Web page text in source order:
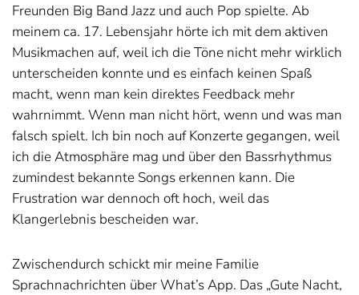
Freunden Big Band Jazz und auch Pop spielte. Ab
meinem ca. 17. Lebensjahr hörte ich mit dem aktiven
Musikmachen auf, weil ich die Töne nicht mehr wirklich
unterscheiden konnte und es einfach keinen Spaß
macht, wenn man kein direktes Feedback mehr
wahrnimmt. Wenn man nicht hört, wenn und was man
falsch spielt. Ich bin noch auf Konzerte gegangen, weil
ich die Atmosphäre mag und über den Bassrhythmus
zumindest bekannte Songs erkennen kann. Die
Frustration war dennoch oft hoch, weil das
Klangerlebnis bescheiden war.
Zwischendurch schickt mir meine Familie
Sprachnachrichten über What’s App. Das „Gute Nacht,